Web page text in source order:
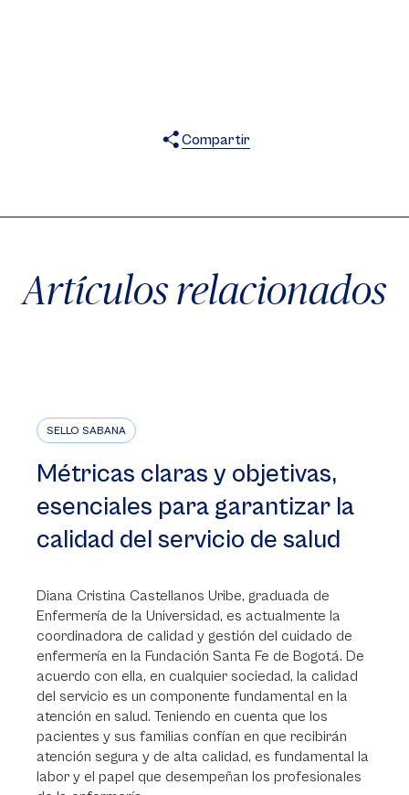
Compartir
Artículos relacionados
SELLO SABANA
Métricas claras y objetivas,
esenciales para garantizar la
calidad del servicio de salud
Diana Cristina Castellanos Uribe, graduada de
Enfermería de la Universidad, es actualmente la
coordinadora de calidad y gestión del cuidado de
enfermería en la Fundación Santa Fe de Bogotá. De
acuerdo con ella, en cualquier sociedad, la calidad
del servicio es un componente fundamental en la
atención en salud. Teniendo en cuenta que los
pacientes y sus familias confían en que recibirán
atención segura y de alta calidad, es fundamental la
labor y el papel que desempeñan los profesionales